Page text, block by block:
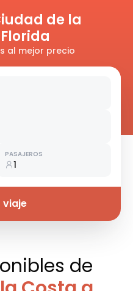
de la
al mejor precio
PASAJEROS
1
viaje
de